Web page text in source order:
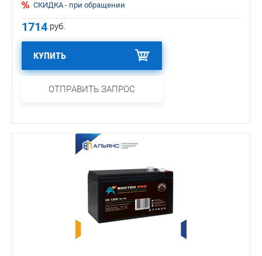
СКИДКА - при обращении
1714 руб.
КУПИТЬ
ОТПРАВИТЬ ЗАПРОС